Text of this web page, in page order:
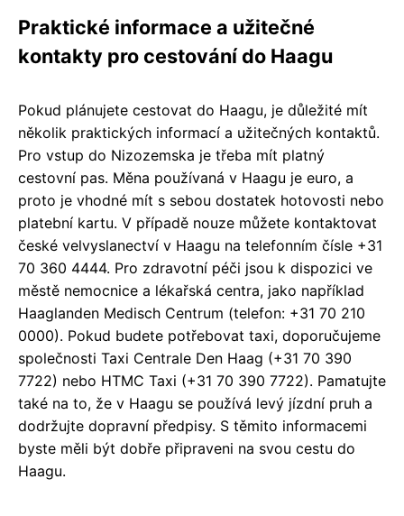
Praktické informace a užitečné
kontakty pro cestování do Haagu
Pokud plánujete cestovat do Haagu, je důležité mít
několik praktických informací a užitečných kontaktů.
Pro vstup do Nizozemska je třeba mít platný
cestovní pas. Měna používaná v Haagu je euro, a
proto je vhodné mít s sebou dostatek hotovosti nebo
platební kartu. V případě nouze můžete kontaktovat
české velvyslanectví v Haagu na telefonním čísle +31
70 360 4444. Pro zdravotní péči jsou k dispozici ve
městě nemocnice a lékařská centra, jako například
Haaglanden Medisch Centrum (telefon: +31 70 210
0000). Pokud budete potřebovat taxi, doporučujeme
společnosti Taxi Centrale Den Haag (+31 70 390
7722) nebo HTMC Taxi (+31 70 390 7722). Pamatujte
také na to, že v Haagu se používá levý jízdní pruh a
dodržujte dopravní předpisy. S těmito informacemi
byste měli být dobře připraveni na svou cestu do
Haagu.